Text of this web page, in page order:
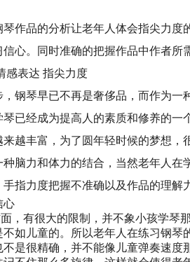
琴作品的分析让老年人体会指尖力
心。同时准确的把握作品中作者所
感表达 指尖力度
，钢琴早已不再是奢侈品，而作为
已经成为提高人的素质和修养的一
越丰富，为了圆年轻时候的梦想
脑力和体力的结合，当然老年人
指力度把握不准确以及作品的理解
心
，有很大的限制，并不象小孩学琴
如儿童的。所以老年人在练习钢
是很精确，并不能像儿童弹奏速